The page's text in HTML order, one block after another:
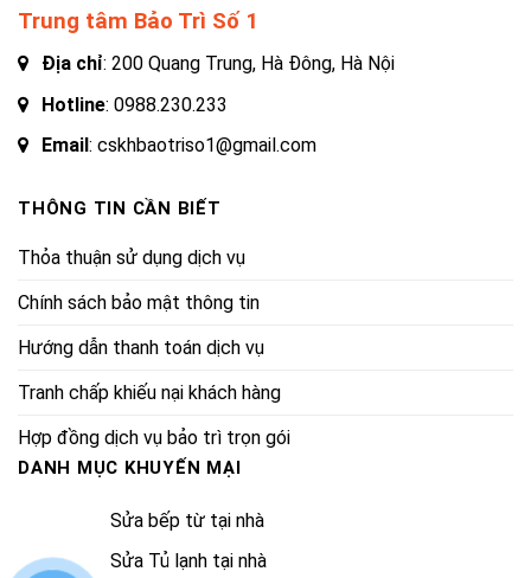
Trung tâm Bảo Trì Số 1
Địa chỉ: 200 Quang Trung, Hà Đông, Hà Nội
Hotline: 0988.230.233
Email: cskhbaotriso1@gmail.com
THÔNG TIN CẦN BIẾT
Thỏa thuận sử dụng dịch vụ
Chính sách bảo mật thông tin
Hướng dẫn thanh toán dịch vụ
Tranh chấp khiếu nại khách hàng
Hợp đồng dịch vụ bảo trì trọn gói
DANH MỤC KHUYẾN MẠI
Sửa bếp từ tại nhà
Sửa Tủ lạnh tại nhà